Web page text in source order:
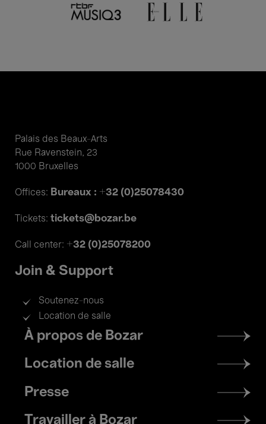
Palais des Beaux-Arts
Rue Ravenstein, 23
1000 Bruxelles
Offices: Bureaux : +32 (0)25078430
Tickets: tickets@bozar.be
Call center: +32 (0)25078200
Join & Support
Soutenez-nous
Location de salle
Footer
menu
À propos de Bozar
Location de salle
Presse
Travailler à Bozar